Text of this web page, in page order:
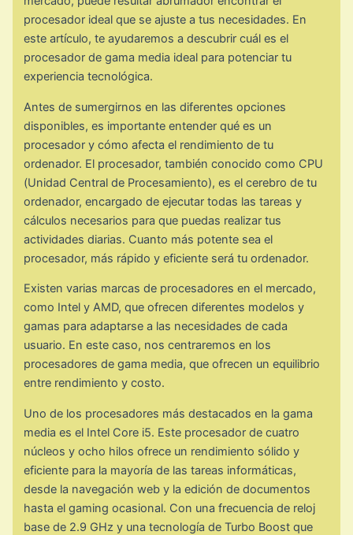
procesador ideal que se ajuste a tus necesidades. En
este artículo, te ayudaremos a descubrir cuál es el
procesador de gama media ideal para potenciar tu
experiencia tecnológica.
Antes de sumergirnos en las diferentes opciones
disponibles, es importante entender qué es un
procesador y cómo afecta el rendimiento de tu
ordenador. El procesador, también conocido como CPU
(Unidad Central de Procesamiento), es el cerebro de tu
ordenador, encargado de ejecutar todas las tareas y
cálculos necesarios para que puedas realizar tus
actividades diarias. Cuanto más potente sea el
procesador, más rápido y eficiente será tu ordenador.
Existen varias marcas de procesadores en el mercado,
como Intel y AMD, que ofrecen diferentes modelos y
gamas para adaptarse a las necesidades de cada
usuario. En este caso, nos centraremos en los
procesadores de gama media, que ofrecen un equilibrio
entre rendimiento y costo.
Uno de los procesadores más destacados en la gama
media es el Intel Core i5. Este procesador de cuatro
núcleos y ocho hilos ofrece un rendimiento sólido y
eficiente para la mayoría de las tareas informáticas,
desde la navegación web y la edición de documentos
hasta el gaming ocasional. Con una frecuencia de reloj
base de 2.9 GHz y una tecnología de Turbo Boost que